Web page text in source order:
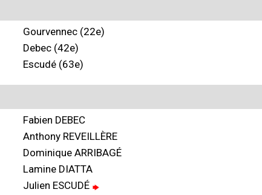
Gourvennec (22e)
Debec (42e)
Escudé (63e)
Fabien DEBEC
Anthony REVEILLÈRE
Dominique ARRIBAGÉ
Lamine DIATTA
Julien ESCUDÉ